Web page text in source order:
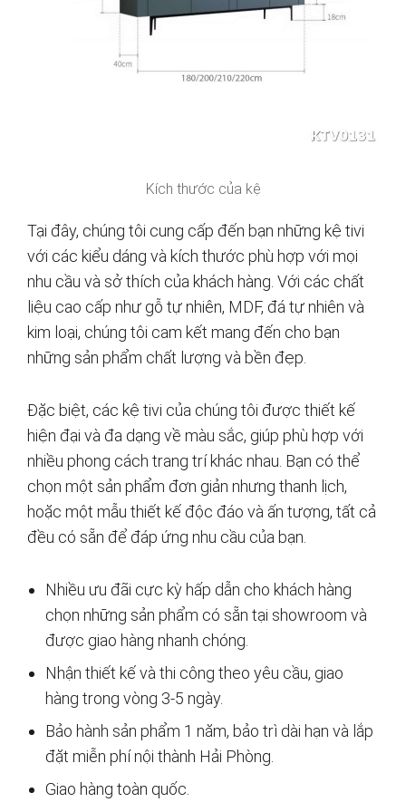
Kích thước của kệ
Tại đây, chúng tôi cung cấp đến bạn những kệ tivi
với các kiểu dáng và kích thước phù hợp với mọi
nhu cầu và sở thích của khách hàng. Với các chất
liệu cao cấp như gỗ tự nhiên, MDF, đá tự nhiên và
kim loại, chúng tôi cam kết mang đến cho bạn
những sản phẩm chất lượng và bền đẹp.
Đặc biệt, các kệ tivi của chúng tôi được thiết kế
hiện đại và đa dạng về màu sắc, giúp phù hợp với
nhiều phong cách trang trí khác nhau. Bạn có thể
chọn một sản phẩm đơn giản nhưng thanh lịch,
hoặc một mẫu thiết kế độc đáo và ấn tượng, tất cả
đều có sẵn để đáp ứng nhu cầu của bạn.
Nhiều ưu đãi cực kỳ hấp dẫn cho khách hàng
chọn những sản phẩm có sẵn tại showroom và
được giao hàng nhanh chóng.
Nhận thiết kế và thi công theo yêu cầu, giao
hàng trong vòng 3-5 ngày.
Bảo hành sản phẩm 1 năm, bảo trì dài hạn và lắp
đặt miễn phí nội thành Hải Phòng.
Giao hàng toàn quốc.